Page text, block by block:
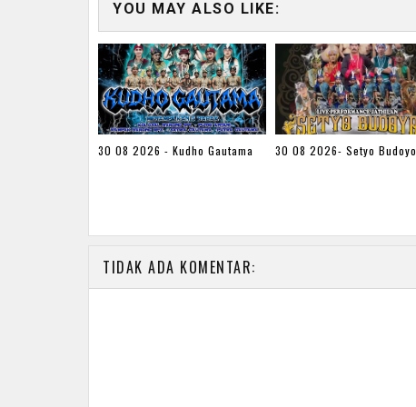
YOU MAY ALSO LIKE:
30 08 2026 - Kudho Gautama 30 08 2026- Setyo Budoyo
TIDAK ADA KOMENTAR: